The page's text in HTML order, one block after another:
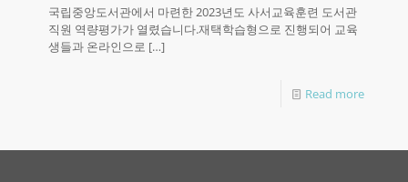
국립중앙도서관에서 마련한 2023년도 사서교육훈련 도서관
직원 역량평가가 열렸습니다.재택학습형으로 진행되어 교육
생들과 온라인으로 […]
Read more